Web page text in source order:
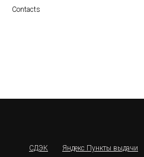
Contacts
СДЭК Яндекс Пункты выдачи